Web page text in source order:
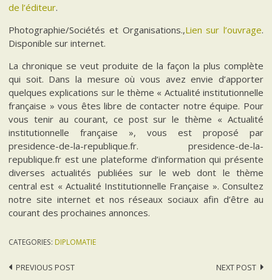
de l’éditeur.
Photographie/Sociétés et Organisations.,Lien sur l’ouvrage.
Disponible sur internet.
La chronique se veut produite de la façon la plus complète
qui soit. Dans la mesure où vous avez envie d’apporter
quelques explications sur le thème « Actualité institutionnelle
française » vous êtes libre de contacter notre équipe. Pour
vous tenir au courant, ce post sur le thème « Actualité
institutionnelle française », vous est proposé par
presidence-de-la-republique.fr. presidence-de-la-
republique.fr est une plateforme d’information qui présente
diverses actualités publiées sur le web dont le thème
central est « Actualité Institutionnelle Française ». Consultez
notre site internet et nos réseaux sociaux afin d’être au
courant des prochaines annonces.
CATEGORIES: DIPLOMATIE
Post
PREVIOUS POST NEXT POST